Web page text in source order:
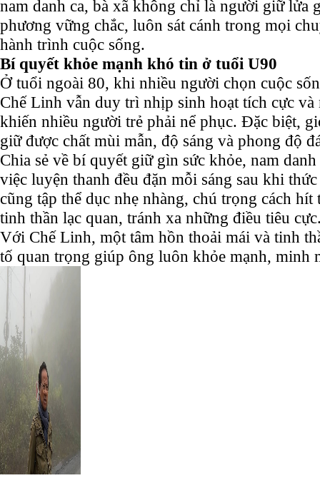
nam danh ca, bà xã không chỉ là người giữ lửa
phương vững chắc, luôn sát cánh trong mọi
hành trình cuộc sống.
Bí quyết khỏe mạnh khó tin ở tuổi U90
Ở tuổi ngoài 80, khi nhiều người chọn cuộc
Chế Linh vẫn duy trì nhịp sinh hoạt tích cực
khiến nhiều người trẻ phải nể phục. Đặc biệt,
giữ được chất mùi mẫn, độ sáng và phong độ
Chia sẻ về bí quyết giữ gìn sức khỏe, nam
việc luyện thanh đều đặn mỗi sáng sau khi
cũng tập thể dục nhẹ nhàng, chú trọng cách hít
tinh thần lạc quan, tránh xa những điều tiêu
Với Chế Linh, một tâm hồn thoải mái và tinh
tố quan trọng giúp ông luôn khỏe mạnh, minh